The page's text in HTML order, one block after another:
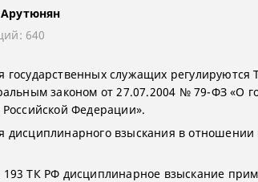
640
государственных служащих регулируются
законом от 27.07.2004 № 79-ФЗ «О
Федерации».
дисциплинарного взыскания в отношении
193 ТК РФ дисциплинарное взыскание